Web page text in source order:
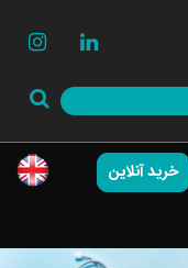
خرید آنلاین